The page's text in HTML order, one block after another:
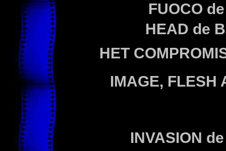
FUOCO
HEAD de
HET
IMAGE, FLESH
INVASION